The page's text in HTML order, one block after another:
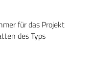
für das Projekt
des Typs